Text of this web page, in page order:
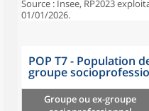
Source : Insee, RP2023
01/01/2026.
POP T7 - Population
groupe
Groupe ou ex-groupe